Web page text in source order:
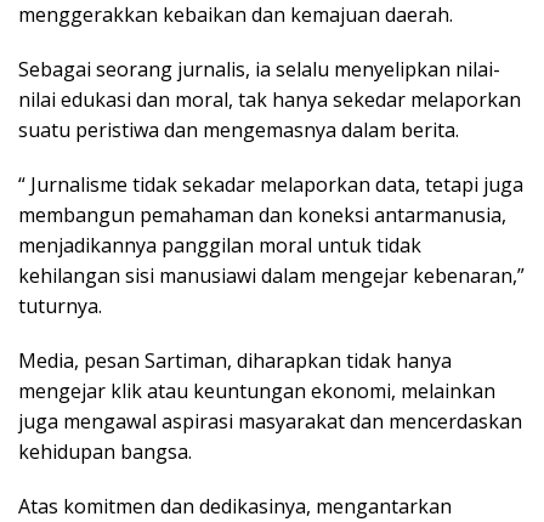
menggerakkan kebaikan dan kemajuan daerah.
Sebagai seorang jurnalis, ia selalu menyelipkan nilai-
nilai edukasi dan moral, tak hanya sekedar melaporkan
suatu peristiwa dan mengemasnya dalam berita.
“ Jurnalisme tidak sekadar melaporkan data, tetapi juga
membangun pemahaman dan koneksi antarmanusia,
menjadikannya panggilan moral untuk tidak
kehilangan sisi manusiawi dalam mengejar kebenaran,”
tuturnya.
Media, pesan Sartiman, diharapkan tidak hanya
mengejar klik atau keuntungan ekonomi, melainkan
juga mengawal aspirasi masyarakat dan mencerdaskan
kehidupan bangsa.
Atas komitmen dan dedikasinya, mengantarkan